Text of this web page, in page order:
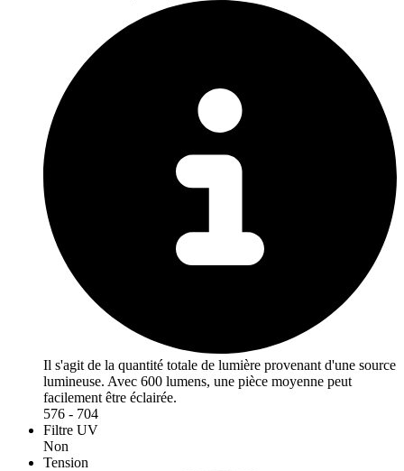
Il s'agit de la quantité totale de lumière provenant d'une source
lumineuse. Avec 600 lumens, une pièce moyenne peut
facilement être éclairée.
576 - 704
Filtre UV
Non
Tension